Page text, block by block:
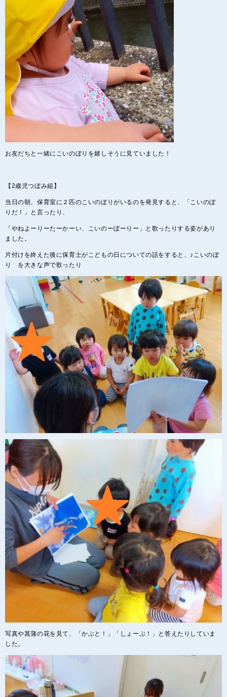
お友だちと一緒にこいのぼりを嬉しそうに見ていました！
【2歳児つぼみ組】
当日の朝、保育室に２匹のこいのぼりがいるのを発見すると、「こいのぼ
りだ！」と言ったり、
「やねよーりーたーかーい、こいのーぼーりー」と歌ったりする姿があり
ました。
片付けを終えた後に保育士がこどもの日についての話をすると、♪こいのぼ
り を大きな声で歌ったり
写真や菖蒲の花を見て、「かぶと！」「しょーぶ！」と答えたりしていま
した。